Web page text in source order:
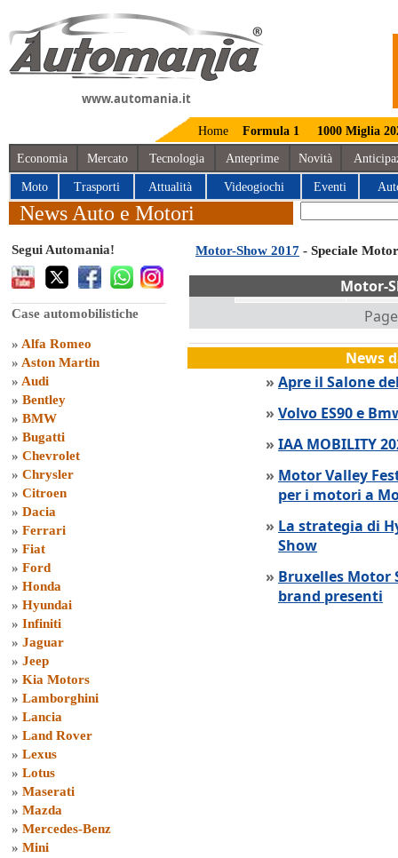
www.automania.it
Home Formula 1 1000 Miglia
Economia Mercato Tecnologia Anteprime Novità
Moto Trasporti Attualità Videogiochi Eventi
News Auto e Motori
Segui Automania!
Case automobilistiche
» Alfa Romeo
» Aston Martin
» Audi
» Bentley
» BMW
» Bugatti
» Chevrolet
» Chrysler
» Citroen
» Dacia
» Ferrari
» Fiat
» Ford
» Honda
» Hyundai
» Infiniti
» Jaguar
» Jeep
» Kia Motors
» Lamborghini
» Lancia
» Land Rover
» Lexus
» Lotus
» Maserati
» Mazda
» Mercedes-Benz
» Mini
Motor-Show 2017 - Speciale
Motor-
News
» Apre il Salone
» Volvo ES90 e
» IAA MOBILITY
» Motor Valley
per i motori a
» La strategia di
Show
» Bruxelles Motor
brand presenti